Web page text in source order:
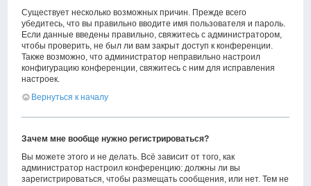
Существует несколько возможных причин. Прежде всего
убедитесь, что вы правильно вводите имя пользователя и пароль.
Если данные введены правильно, свяжитесь с администратором,
чтобы проверить, не был ли вам закрыт доступ к конференции.
Также возможно, что администратор неправильно настроил
конфигурацию конференции, свяжитесь с ним для исправления
настроек.
Вернуться к началу
Зачем мне вообще нужно регистрироваться?
Вы можете этого и не делать. Всё зависит от того, как
администратор настроил конференцию: должны ли вы
зарегистрироваться, чтобы размещать сообщения, или нет. Тем не